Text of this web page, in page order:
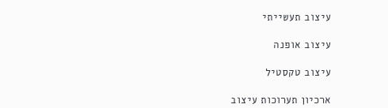
עיצוב תעשייתי
עיצוב אופנה
עיצוב טקסטיל
ארכיון תערוכות עיצוב